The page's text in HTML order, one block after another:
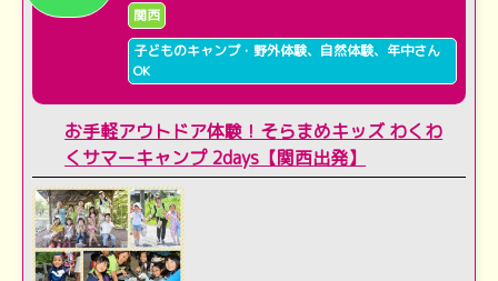
関西
子どものキャンプ・野外体験、自然体験、年中さん
OK
お手軽アウトドア体験！そらまめキッズ わくわ
くサマーキャンプ 2days【関西出発】